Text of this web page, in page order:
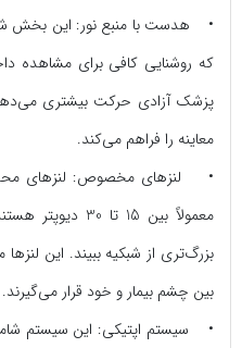
• هدست با منبع نور: این بخش
که روشنایی کافی برای
پزشک آزادی حرکت بیشتری
معاینه را فراهم می‌کند.
• لنزهای مخصوص: لنزهای
معمولاً بین 15
بزرگ‌تری از شبکیه ببیند. این
بین چشم بیمار و خود قرار می‌گیرند.
• سیستم اپتیکی: این سیستم